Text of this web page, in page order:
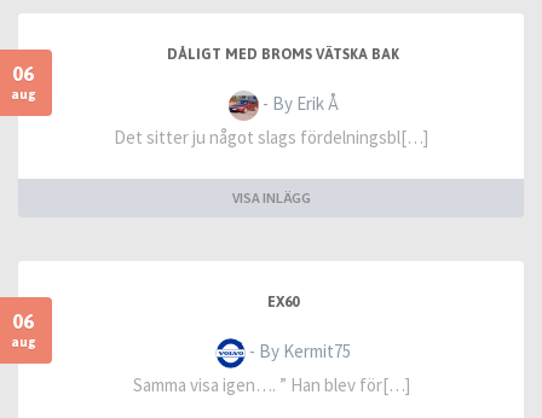
06
aug
DÅLIGT MED BROMS VÄTSKA BAK
- By Erik Å
Det sitter ju något slags fördelningsbl[…]
VISA INLÄGG
06
aug
EX60
- By Kermit75
Samma visa igen…. ” Han blev för[…]